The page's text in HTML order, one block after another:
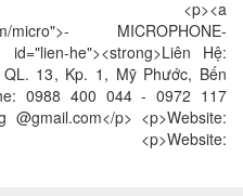
p> <p><a
micro">- MICROPHONE-
he"><strong>Liên Hệ:
13, Kp. 1, Mỹ Phước, Bến
0988 400 044 - 0972 117
@gmail.com</p> <p>Website:
p> <p>Website: